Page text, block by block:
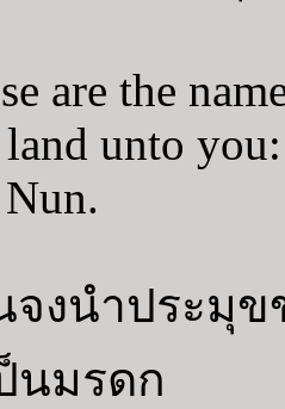
are the
unto
จงนำประมุ
นมรดก